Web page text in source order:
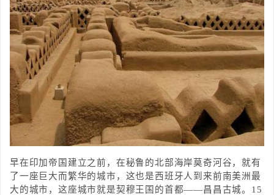
早在印加帝国建立之前，在秘鲁的北部海岸莫奇河谷，就有
了一座巨大而繁华的城市，这也是西班牙人到来前南美洲最
大的城市，这座城市就是契穆王国的首都——昌昌古城。15